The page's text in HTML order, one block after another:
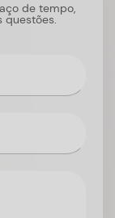
de tempo,
questões.